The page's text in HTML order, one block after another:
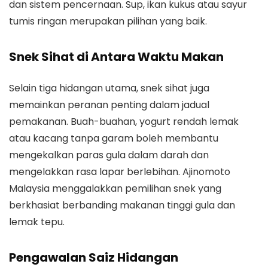
dan sistem pencernaan. Sup, ikan kukus atau sayur
tumis ringan merupakan pilihan yang baik.
Snek Sihat di Antara Waktu Makan
Selain tiga hidangan utama, snek sihat juga
memainkan peranan penting dalam jadual
pemakanan. Buah-buahan, yogurt rendah lemak
atau kacang tanpa garam boleh membantu
mengekalkan paras gula dalam darah dan
mengelakkan rasa lapar berlebihan. Ajinomoto
Malaysia menggalakkan pemilihan snek yang
berkhasiat berbanding makanan tinggi gula dan
lemak tepu.
Pengawalan Saiz Hidangan